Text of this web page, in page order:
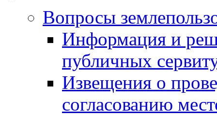
Вопросы
Информация и
публичных
Извещения о
согласованию